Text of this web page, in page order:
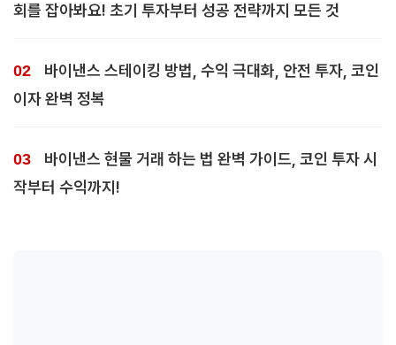
회를 잡아봐요! 초기 투자부터 성공 전략까지 모든 것
바이낸스 스테이킹 방법, 수익 극대화, 안전 투자, 코인
이자 완벽 정복
바이낸스 현물 거래 하는 법 완벽 가이드, 코인 투자 시
작부터 수익까지!